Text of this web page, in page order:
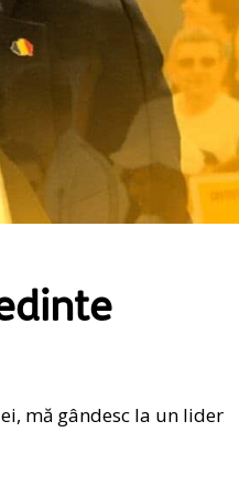
mă gândesc la un lider